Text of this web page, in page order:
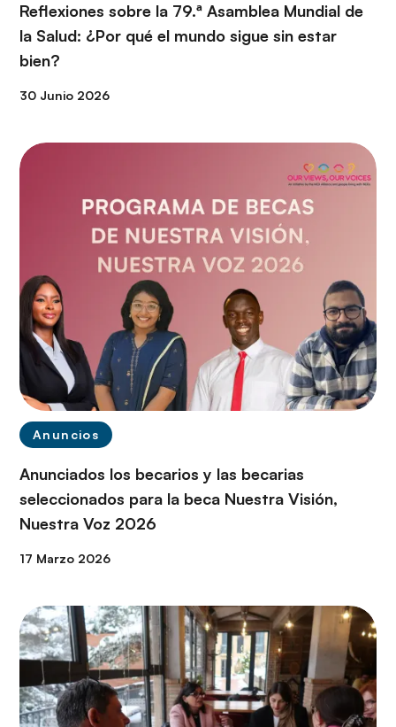
Reflexiones sobre la 79.ª Asamblea Mundial de
la Salud: ¿Por qué el mundo sigue sin estar
bien?
30 Junio 2026
Anuncios
Anunciados los becarios y las becarias
seleccionados para la beca Nuestra Visión,
Nuestra Voz 2026
17 Marzo 2026